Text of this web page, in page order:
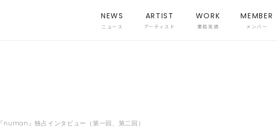
NEWS
ニュース
ARTIST
アーティスト
WORK
業務実績
MEMBER
メンバー
『numan』独占インタビュー（第一回、第二回）